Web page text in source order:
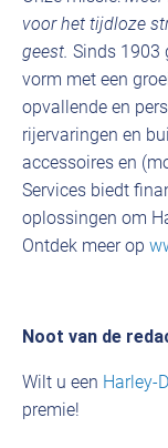
voor het tijdloze
geest. Sinds 1903
vorm met een
opvallende en
rijervaringen en
accessoires en
Services biedt
oplossingen om
Ontdek meer op
Noot van de
Wilt u een Harley-
premie!